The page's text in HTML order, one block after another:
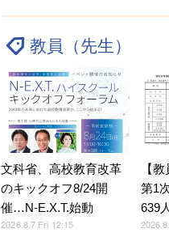
教員（先生）
文科省、高校教育改革
のキックオフ8/24開
催…N-E.X.T.始動
2026.8.7 Fri 12:15
【
第1
639人